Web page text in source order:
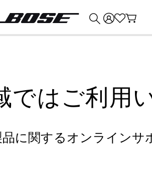
ではご利用
に関するオンラインサ